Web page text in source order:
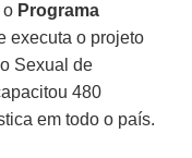
o Programa
executa o projeto
Sexual de
480
em todo o país.